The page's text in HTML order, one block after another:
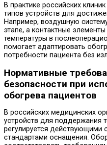
В практике российских
типов устройств для
Например, воздушную
этапе, а контактные
температуры в
помогает адаптировать
потребности пациента без
Нормативные
безопасности при
обогрева пациентов
В российских медицинских
устройств для поддержания
регулируется действующими
стандартами оснащения.